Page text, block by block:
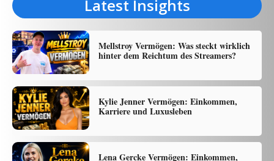
Latest Insights
Mellstroy Vermögen: Was steckt wirklich
hinter dem Reichtum des Streamers?
Kylie Jenner Vermögen: Einkommen,
Karriere und Luxusleben
Lena Gercke Vermögen: Einkommen,